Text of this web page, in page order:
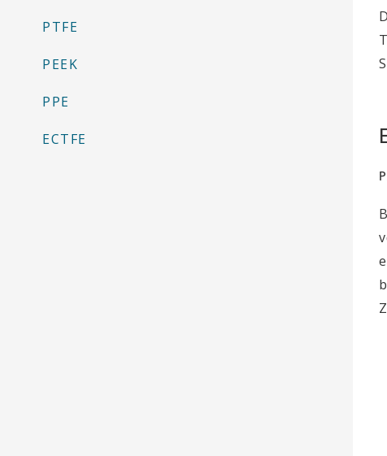
PTFE
PEEK
PPE
ECTFE